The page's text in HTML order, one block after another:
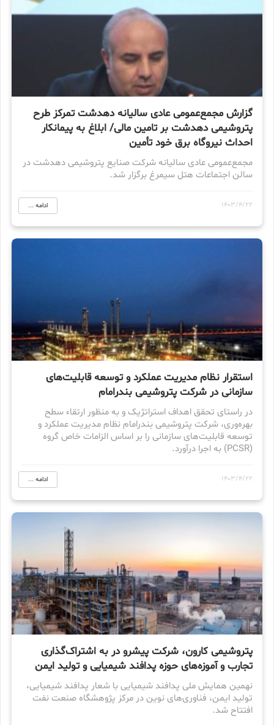
گزارش مجمع‌عمومی عادی سالیانه دهدشت تمرکز طرح
پتروشیمی دهدشت بر تامین مالی/ ابلاغ به پیمانکار
احداث نیروگاه برق خود تأمین
مجمع‌عمومی عادی سالیانه شرکت صنایع پتروشیمی دهدشت در
سالن اجتماعات هتل سیمرغ برگزار شد.
1403/4/22 ادامه ...
استقرار نظام مدیریت عملکرد و توسعه قابلیت‌های
سازمانی در شرکت پتروشیمی بندرامام
در راستای تحقق اهداف استراتژیک و به منظور ارتقاء سطح
بهره‌وری، شرکت پتروشیمی بندرامام نظام مدیریت عملکرد و
توسعه قابلیت‌های سازمانی را بر اساس الزامات خاص گروه
(PCSR) به اجرا درآورد.
1403/4/22 ادامه ...
پتروشیمی کارون، شرکت پیشرو در به اشتراک‌گذاری
تجارب و آموزه‌های حوزه پدافند شیمیایی و تولید ایمن
نهمین همایش ملی پدافند شیمیایی با شعار پدافند شیمیایی،
تولید ایمن، فناوری‌های نوین در مرکز پژوهشگاه صنعت نفت
افتتاح شد.